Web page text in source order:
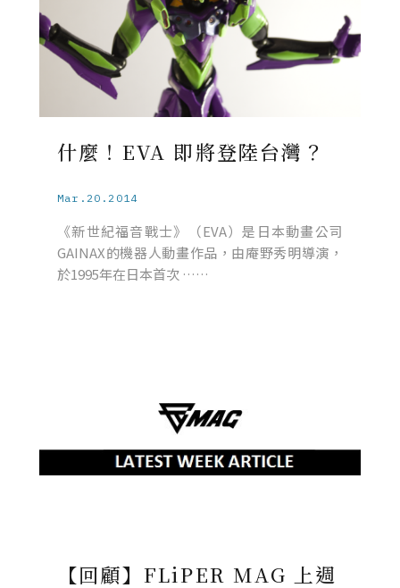
什麼！EVA 即將登陸台灣？
Mar.20.2014
《新世紀福音戰士》（EVA）是日本動畫公司
GAINAX的機器人動畫作品，由庵野秀明導演，
於1995年在日本首次 ……
【回顧】FLiPER MAG 上週